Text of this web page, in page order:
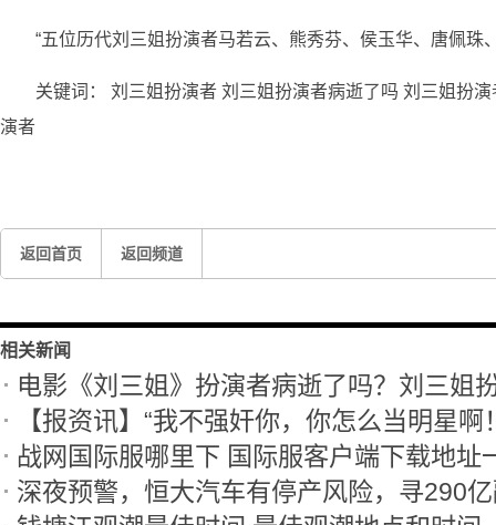
“五位历代刘三姐扮演者马若云、熊秀芬、侯玉华、唐佩珠
关键词： 刘三姐扮演者 刘三姐扮演者病逝了吗 刘三姐扮演
演者
返回首页 返回频道
相关新闻
电影《刘三姐》扮演者病逝了吗？刘三姐
【报资讯】“我不强奸你，你怎么当明星啊
战网国际服哪里下 国际服客户端下载地址